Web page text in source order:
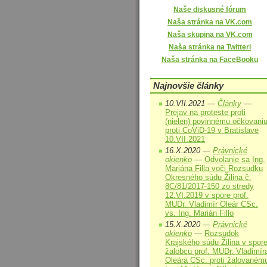
Naše diskusné fórum
Naša stránka na VK.com
Naša skupina na VK.com
Naša stránka na Twitteri
Naša stránka na FaceBooku
Najnovšie články
10.VII.2021 — Články —
Prejav na proteste proti
(nielen) povinnému očkovaniu
proti CoViD-19 v Bratislave
10.VII.2021
16.X.2020 — Právnické
okienko — Odvolanie sa Ing.
Mariána Filla voči Rozsudku
Okresného súdu Žilina č.
8C/81/2017-150 zo stredy
12.VI.2019 v spore prof.
MUDr. Vladimír Oleár CSc.
vs. Ing. Marián Fillo
15.X.2020 — Právnické
okienko — Rozsudok
Krajského súdu Žilina v spore
žalobcu prof. MUDr.
Oleára CSc. proti